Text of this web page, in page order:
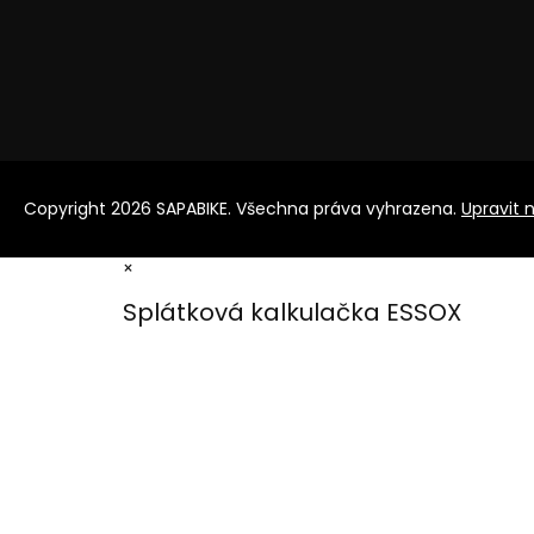
Copyright 2026 SAPABIKE. Všechna práva vyhrazena. Upravit
×
Splátková kalkulačka ESSOX